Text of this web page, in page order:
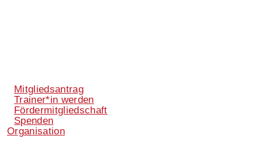
Mitgliedsantrag
Trainer*in werden
Fördermitgliedschaft
Spenden
Organisation